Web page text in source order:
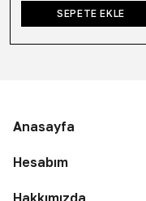
SEPETE EKLE
Anasayfa
Hesabım
Hakkımızda